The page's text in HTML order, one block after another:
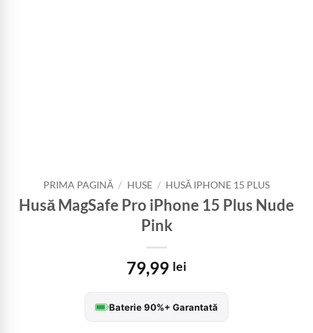
PRIMA PAGINĂ / HUSE / HUSĂ IPHONE 15 PLUS
Husă MagSafe Pro iPhone 15 Plus Nude
Pink
79,99 lei
Baterie 90%+ Garantată